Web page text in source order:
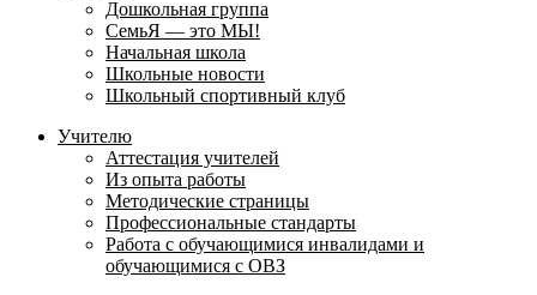
Дошкольная группа
СемьЯ — это МЫ!
Начальная школа
Школьные новости
Школьный спортивный клуб
Учителю
Аттестация учителей
Из опыта работы
Методические страницы
Профессиональные стандарты
Работа с обучающимися инвалидами и
обучающимися с ОВЗ